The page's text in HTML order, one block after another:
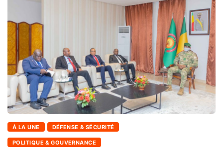
À LA UNE DÉFENSE & SÉCURITÉ
POLITIQUE & GOUVERNANCE